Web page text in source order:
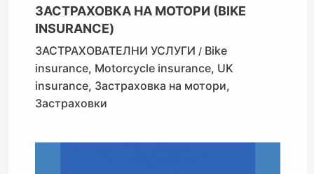
ЗАСТРАХОВКА НА МОТОРИ (BIKE
INSURANCE)
ЗАСТРАХОВАТЕЛНИ УСЛУГИ / Bike
insurance, Motorcycle insurance, UK
insurance, Застраховка на мотори,
Застраховки